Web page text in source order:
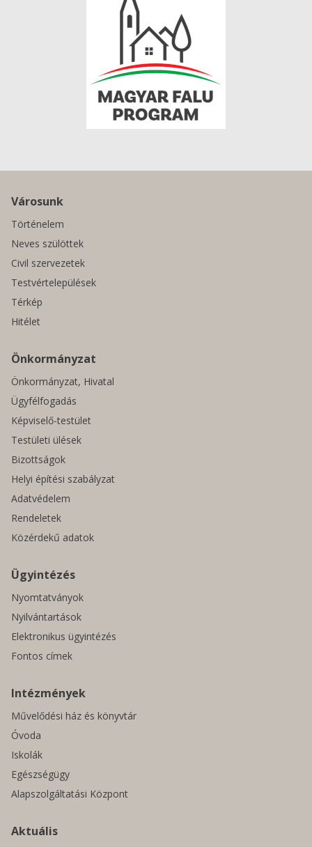
Városunk
Történelem
Neves szülöttek
Civil szervezetek
Testvértelepülések
Térkép
Hitélet
Önkormányzat
Önkormányzat, Hivatal
Ügyfélfogadás
Képviselő-testület
Testületi ülések
Bizottságok
Helyi építési szabályzat
Adatvédelem
Rendeletek
Közérdekű adatok
Ügyintézés
Nyomtatványok
Nyilvántartások
Elektronikus ügyintézés
Fontos címek
Intézmények
Művelődési ház és könyvtár
Óvoda
Iskolák
Egészségügy
Alapszolgáltatási Központ
Aktuális